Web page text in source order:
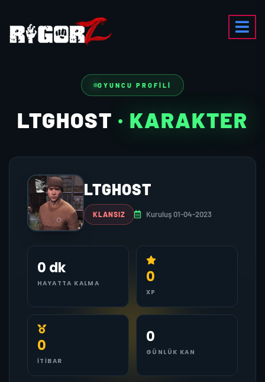
OYUNCU PROFILI
LTGHOST · KARAKTER
LTGHOST
KLANSIZ Kuruluş 01-04-2023
0 dk
HAYATTA KALMA 0
XP
0
İTIBAR
0
GÜNLÜK KAN